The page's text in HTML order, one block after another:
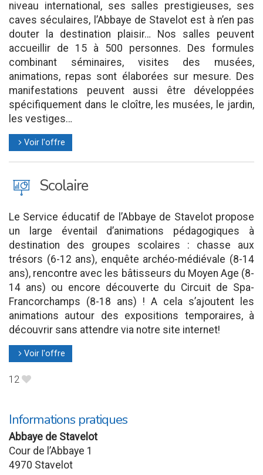
niveau international, ses salles prestigieuses, ses
caves séculaires, l’Abbaye de Stavelot est à n’en pas
douter la destination plaisir… Nos salles peuvent
accueillir de 15 à 500 personnes. Des formules
combinant séminaires, visites des musées,
animations, repas sont élaborées sur mesure. Des
manifestations peuvent aussi être développées
spécifiquement dans le cloître, les musées, le jardin,
les vestiges…
l Voir l'offre
J Scolaire
Le Service éducatif de l’Abbaye de Stavelot propose
un large éventail d’animations pédagogiques à
destination des groupes scolaires : chasse aux
trésors (6-12 ans), enquête archéo-médiévale (8-14
ans), rencontre avec les bâtisseurs du Moyen Age (8-
14 ans) ou encore découverte du Circuit de Spa-
Francorchamps (8-18 ans) ! A cela s’ajoutent les
animations autour des expositions temporaires, à
découvrir sans attendre via notre site internet!
l Voir l'offre
12 B
Informations pratiques
Abbaye de Stavelot
Cour de l’Abbaye 1
4970 Stavelot